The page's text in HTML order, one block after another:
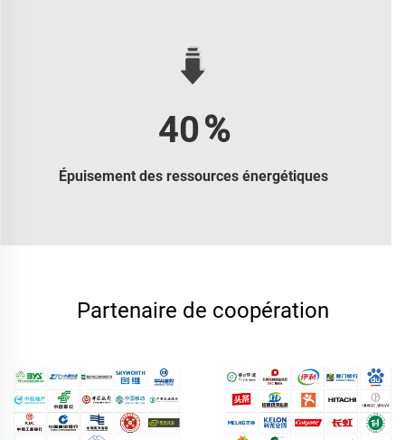
40%
Épuisement des ressources énergétiques
Partenaire de coopération